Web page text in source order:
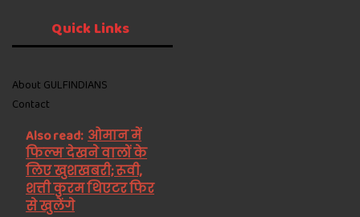
QuickLinks
About GULFINDIANS
Contact
Also read: ओमान में
फिल्म देखने वालों के
लिए खुशखबरी; रूवी,
शत्ती कुरम थिएटर फिर
से खुलेंगे